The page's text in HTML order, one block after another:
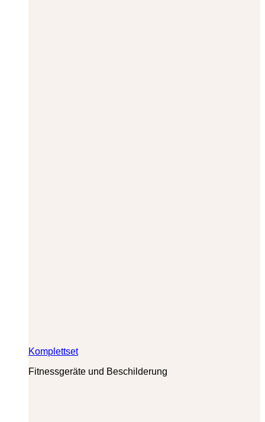
Komplettset
Fitnessgeräte und Beschilderung